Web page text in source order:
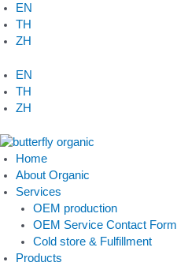
Skip
to
content
EN
TH
ZH
EN
TH
ZH
Home
About Organic
Services
OEM production
OEM Service Contact Form
Cold store & Fulfillment
Products